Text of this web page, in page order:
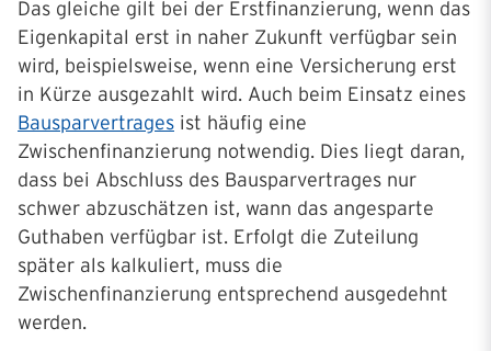
Das gleiche gilt bei der Erstfinanzierung, wenn das
Eigenkapital erst in naher Zukunft verfügbar sein
wird, beispielsweise, wenn eine Versicherung erst
in Kürze ausgezahlt wird. Auch beim Einsatz eines
Bausparvertrages ist häufig eine
Zwischenfinanzierung notwendig. Dies liegt daran,
dass bei Abschluss des Bausparvertrages nur
schwer abzuschätzen ist, wann das angesparte
Guthaben verfügbar ist. Erfolgt die Zuteilung
später als kalkuliert, muss die
Zwischenfinanzierung entsprechend ausgedehnt
werden.